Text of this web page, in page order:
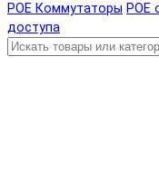
POE Коммутаторы POE
доступа